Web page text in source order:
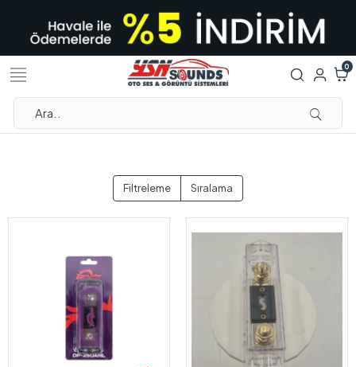
0
Filtreleme Sıralama